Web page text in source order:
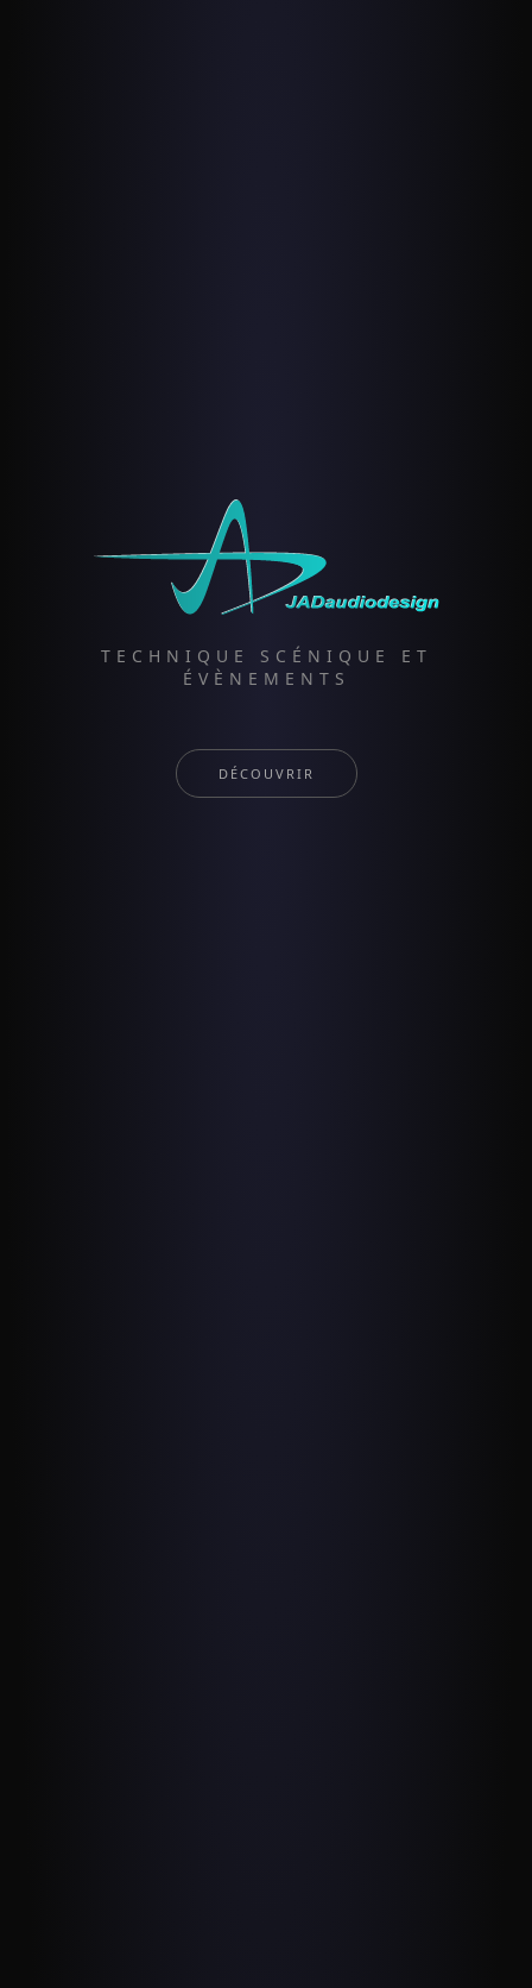
TECHNIQUE SCÉNIQUE ET
ÉVÈNEMENTS
DÉCOUVRIR